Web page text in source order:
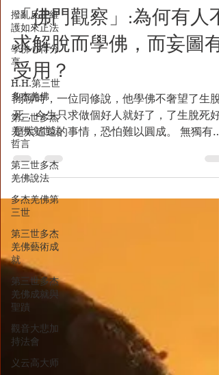
撥亂反正維
護如來正法
學佛心得分
享
H.H.第三世
多杰羌佛
第三世多杰
羌佛說 世法
哲言
第三世多杰
羌佛說法
多杰羌佛第
三世
第三世多杰
羌佛藝術成
就
第三世多杰
羌佛成就與
聖蹟
觀音大悲加
持法會
义云高大师
克萊兒的深夜實堂第53集
「佛門觀察」:為何有人不
求解脫而學佛，而妄圖有
受用？
閒聊時，一位同修說，他學佛不奢望了生脫
死，今生只求做個好人就好了，了生脫死好
是太遙遠的事情，恐怕難以圓成。 無獨有
偶，另一場合，又遇到一位女士，她說念佛
求心靜，讓自己心情愉快就好了，其他的不
求。 學佛多年的老師兄老師姐，居然不以求
解脫成就為學佛終極目標，真是讓人啼笑皆
非。但這又是當前學佛隊伍中的普遍現象。
https://open.spotify.com/episode/
YbTrze1iSC79vhy?si=CHqqfp-
2QYeYEJGx_xKASg 本文連結:克萊兒的深夜
實堂第53集「佛門觀察」:為何有人不求解脫
而學佛，而妄圖有受用？ 更多文章： 《南
第三世多杰羌佛經藏總集》簡介 不要讓執著
心阻礙了我們學佛的道路(如法修行 快樂學
當今世界誰能真正代表十方諸佛說法？